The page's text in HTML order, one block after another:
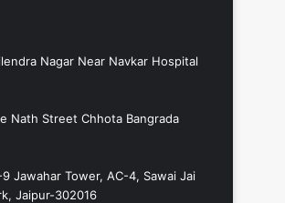
Nagar Near Navkar Hospital
Nath Street Chhota Bangrada
Jawahar Tower, AC-4, Sawai Jai
Jaipur-302016